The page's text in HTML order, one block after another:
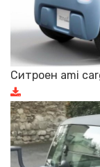
Ситроен ami